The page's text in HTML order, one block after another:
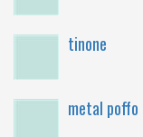
tinone
metal poffo